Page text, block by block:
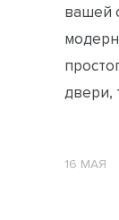
вашей
двери,
16 МАЯ